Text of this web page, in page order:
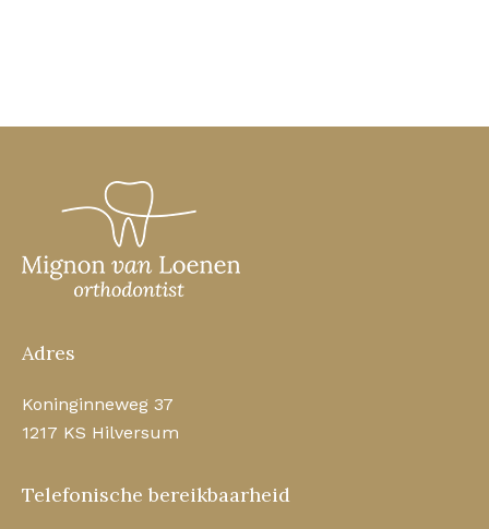
Adres
Koninginneweg 37
1217 KS Hilversum
Telefonische bereikbaarheid